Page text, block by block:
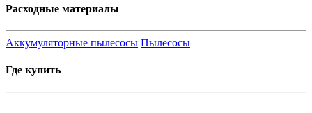
Расходные материалы
Аккумуляторные пылесосы Пылесосы
Где купить